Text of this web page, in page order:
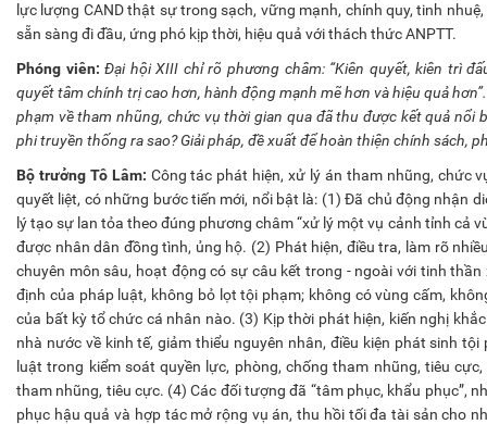
lực lượng CAND thật sự trong sạch, vững mạnh, chính quy, tinh
sẵn sàng đi đầu, ứng phó kịp thời, hiệu quả với thách thức ANPTT.
Phóng viên: Đại hội XIII chỉ rõ phương châm: “Kiên quyết, kiên trì
quyết tâm chính trị cao hơn, hành động mạnh mẽ hơn và hiệu quả
phạm về tham nhũng, chức vụ thời gian qua đã thu được kết quả nổi
phi truyền thống ra sao? Giải pháp, đề xuất để hoàn thiện chính sách,
Bộ trưởng Tô Lâm: Công tác phát hiện, xử lý án tham nhũng, chức
quyết liệt, có những bước tiến mới, nổi bật là: (1) Đã chủ động nhận
lý tạo sự lan tỏa theo đúng phương châm “xử lý một vụ cảnh tỉnh cả
được nhân dân đồng tình, ủng hộ. (2) Phát hiện, điều tra, làm rõ
chuyên môn sâu, hoạt động có sự câu kết trong - ngoài với tinh
định của pháp luật, không bỏ lọt tội phạm; không có vùng cấm,
của bất kỳ tổ chức cá nhân nào. (3) Kịp thời phát hiện, kiến nghị
nhà nước về kinh tế, giảm thiểu nguyên nhân, điều kiện phát sinh
luật trong kiểm soát quyền lực, phòng, chống tham nhũng, tiêu
tham nhũng, tiêu cực. (4) Các đối tượng đã “tâm phục, khẩu phục”,
phục hậu quả và hợp tác mở rộng vụ án, thu hồi tối đa tài sản cho